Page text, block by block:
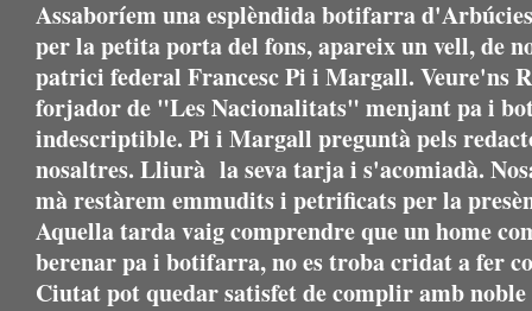
Assaboríem una esplèndida botifarra
per la petita porta del fons, apareix un vell, de
patrici federal Francesc Pi i Margall. Veure'ns
forjador de "Les Nacionalitats" menjant pa i
indescriptible. Pi i Margall preguntà pels
nosaltres. Lliurà la seva tarja i s'acomiadà.
mà restàrem emmudits i petrificats per la
Aquella tarda vaig comprendre que un home
berenar pa i botifarra, no es troba cridat a fer
Ciutat pot quedar satisfet de complir amb